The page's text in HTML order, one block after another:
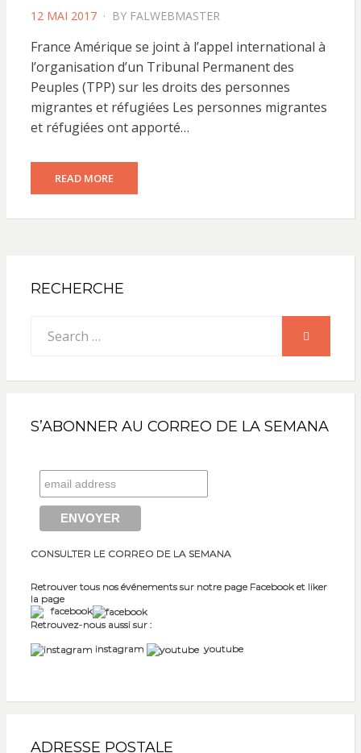
POSTED
12 MAI 2017 BY FALWEBMASTER
France Amérique se joint à l’appel international à
l’organisation d’un Tribunal Permanent des
Peuples (TPP) sur les droits des personnes
migrantes et réfugiées Les personnes migrantes
et réfugiées ont apporté…
READ MORE
RECHERCHE
for:
SEARCH
S’ABONNER AU CORREO DE LA SEMANA
CONSULTER LE CORREO DE LA SEMANA
Retrouver tous nos événements sur notre page Facebook et liker
la page
facebook
Retrouvez-nous aussi sur :
instagram
youtube
ADRESSE POSTALE